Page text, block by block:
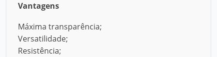
Vantagens
Máxima transparência;
Versatilidade;
Resistência;